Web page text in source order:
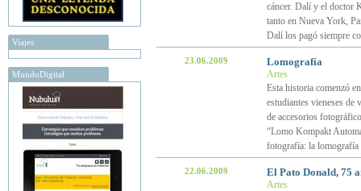
Viajes
MundoDigital
cáncer. Dalí y el doctor
tanto en Nueva York,
Dalí los pagó siempre
23.06.2009 Lomografía
Artes
Esta historia comenzó
estudiantes vieneses de
de accesorios
“Lomo Kompakt
fotografía: la lomografía
22.06.2009 El Pato Donald, 75
Artes